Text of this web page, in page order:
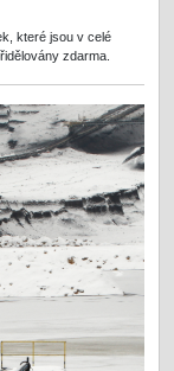
které jsou v celé
zdarma.